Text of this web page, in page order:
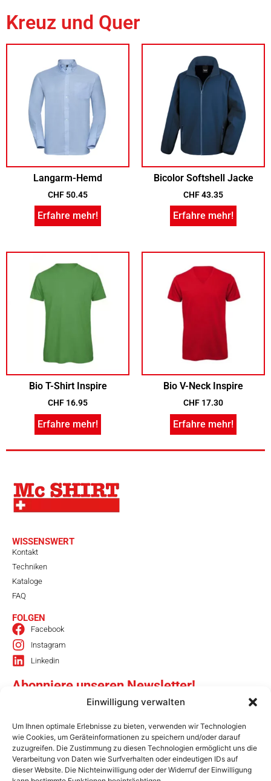
Einwilligung verwalten
Um Ihnen optimale Erlebnisse zu bieten, verwenden wir Technologien
wie Cookies, um Geräteinformationen zu speichern und/oder darauf
zuzugreifen. Die Zustimmung zu diesen Technologien ermöglicht uns die
Verarbeitung von Daten wie Surfverhalten oder eindeutigen IDs auf
dieser Website. Die Nichteinwilligung oder der Widerruf der Einwilligung
Kreuz und Quer
Langarm-Hemd
CHF 50.45
Erfahre mehr!
Bicolor Softshell Jacke
CHF43.35
Erfahre mehr!
Bio T-Shirt Inspire
CHF 16.95
Erfahre mehr!
Bio V-Neck Inspire
CHF 17.30
Erfahre mehr!
WISSENSWERT
Kontakt
Techniken
Kataloge
FAQ
FOLGEN
Facebook
Instagram
Linkedin
Abonniere unseren Newsletter!
Senden
MC SHIRT- SPEZIALIST FÜR TEXTILDRUCK UND